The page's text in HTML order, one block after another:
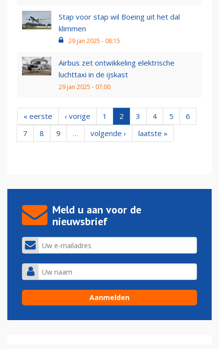
Stap voor stap wil Boeing uit het dal
klimmen
29 jan 2025 - 08:15
Airbus zet ontwikkeling elektrische
luchttaxi in de ijskast
29 jan 2025 - 07:00
« eerste ‹ vorige 1 2 3 4 5
6
7
8 9 … volgende › laatste »
Meld u aan voor de
nieuwsbrief